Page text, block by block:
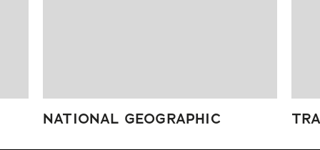
NATIONAL GEOGRAPHIC